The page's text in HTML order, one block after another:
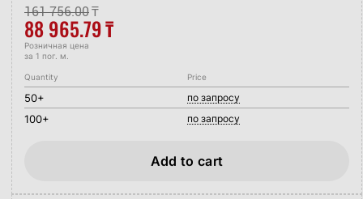
161 756.00₸
88 965.79₸
Розничная цена
за 1 пог. м.
Quantity
50+
100+
Price
по запросу
по запросу
Add to cart